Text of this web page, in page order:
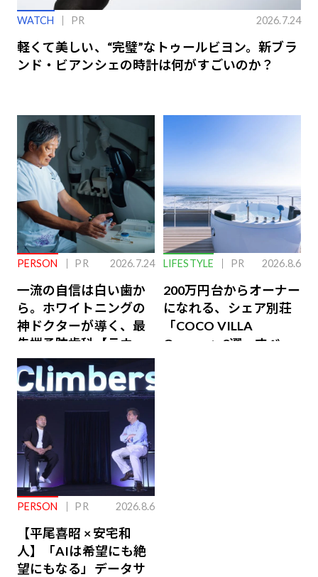
WATCH PR 2026.7.24
軽くて美しい、“完璧”なトゥールビヨン。新ブラ
ンド・ビアンシェの時計は何がすごいのか？
PERSON PR 2026.7.24
一流の自信は白い歯か
ら。ホワイトニングの
神ドクターが導く、最
先端予防歯科【ラウン
ジ会員特典あり】
LIFESTYLE PR 2026.8.6
200万円台からオーナー
になれる、シェア別荘
「COCO VILLA
Owners」3選。すべて
PERSON PR 2026.8.6
【平尾喜昭 × 安宅和
人】「AIは希望にも絶
望にもなる」データサ